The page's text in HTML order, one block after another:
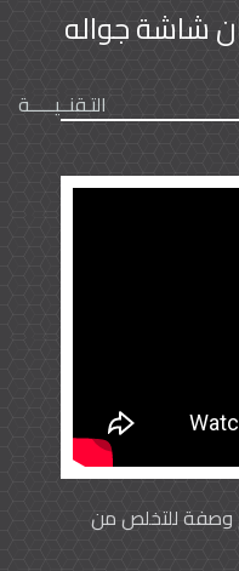
شاشة جواله
التـقنــيـــــة
وصفة للتخلص من